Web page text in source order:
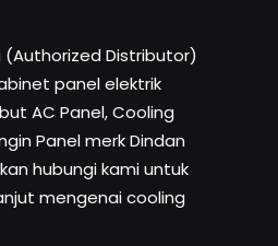
Distributor)
panel elektrik
AC Panel, Cooling
Panel merk Dindan
hubungi kami untuk
mengenai cooling